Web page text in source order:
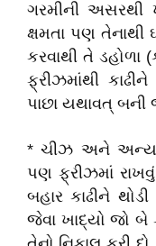
ગરમીની અસરથી
ક્ષમતા પણ
કરવાથી તે
ફ્રીઝમાંથી કાઢીને
પાછા યથાવત્ બની
* ચીઝ અને અન્ય
પણ ફ્રીઝમાં
બહાર કાઢીને
જેવા ખાદ્યો જો બે